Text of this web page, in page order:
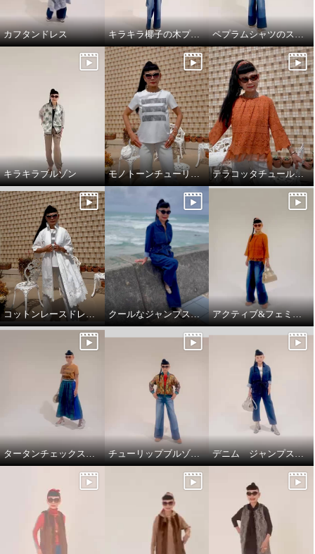
カフタンドレス キラキラ椰子の木プルオーバーでワクワクスタイリング ペプラムシャツのスタイリング
キラキラブルゾン モノトーンチューリップ柄のTシャツ テラコッタチュールレースプルオーバー。
コットンレースドレスコート クールなジャンプスーツ‼️ アクティブ&フェミニンスタイリング
タータンチェックスカートで、新鮮スタイリング チューリップブルゾンと、ブラストパギーパンツ デニム ジャンプスーツ